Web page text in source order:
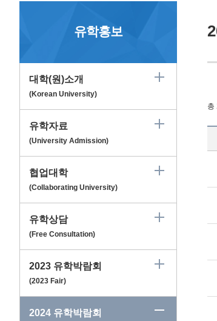
유학홍보
대학(원)소개
(Korean University)
유학자료
(University Admission)
협업대학
(Collaborating University)
유학상담
(Free Consultation)
2023 유학박람회
(2023 Fair)
2024 유학박람회
총